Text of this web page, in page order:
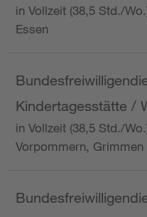
in Vollzeit (38,5 Std./
Essen
Kindertagesstätte /
in Vollzeit (38,5 Std./
Vorpommern, Grimmen